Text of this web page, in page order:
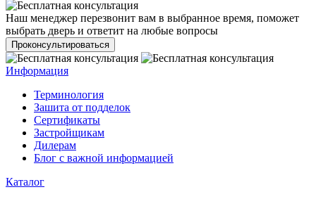
Наш менеджер перезвонит вам в выбранное время, поможет
выбрать дверь и ответит на любые вопросы
Проконсультироваться
Информация
Терминология
Зашита от подделок
Сертификаты
Застройщикам
Дилерам
Блог с важной информацией
Каталог